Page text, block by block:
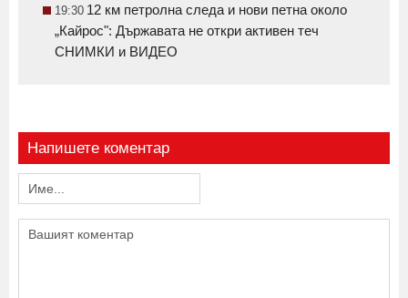
19:30 12 км петролна следа и нови петна около
„Кайрос": Държавата не откри активен теч
СНИМКИ и ВИДЕО
Напишете коментар